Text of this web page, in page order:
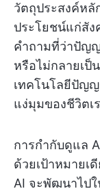
วัตถุประสงค์ห
ประโยชน์แก่สั
คำถามที่ว่าปัญ
หรือไม่กลายเป็
เทคโนโลยีปัญญ
แง่มุมของชีวิตเ
การกำกับดูแล
ด้วยเป้าหมายเ
AI จะพัฒนาไป